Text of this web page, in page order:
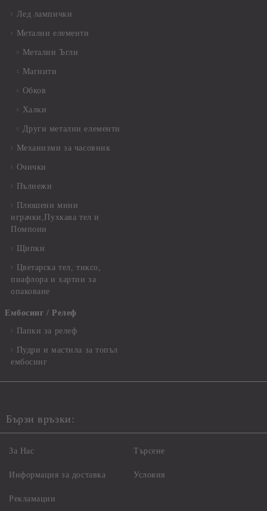
Лед лампички
Метални елементи
Метални Ъгли
Магнити
Обков
Халки
Други метални елементи
Механизми за часовник
Очички
Пълнежи
Плюшени мини
играчки,Пухкава тел и
Помпони
Щипки
Цветарска тел, тиксо,
пиафлора и хартии за
опаковане
Ембосинг / Релеф
Папки за релеф
Пудри и мастила за топъл
ембосинг
Бързи връзки:
За Нас
Информация за доставка
Рекламации
Търсене
Условия